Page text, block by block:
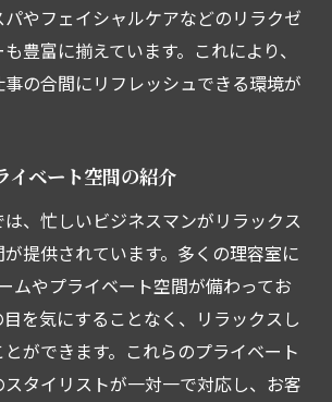
やフェイシャルケアなどのリラクゼ
豊富に揃えています。これにより、
の合間にリフレッシュできる環境が
イベート空間の紹介
、忙しいビジネスマンがリラックス
提供されています。多くの理容室に
ムやプライベート空間が備わってお
を気にすることなく、リラックスし
ができます。これらのプライベート
タイリストが一対一で対応し、お客